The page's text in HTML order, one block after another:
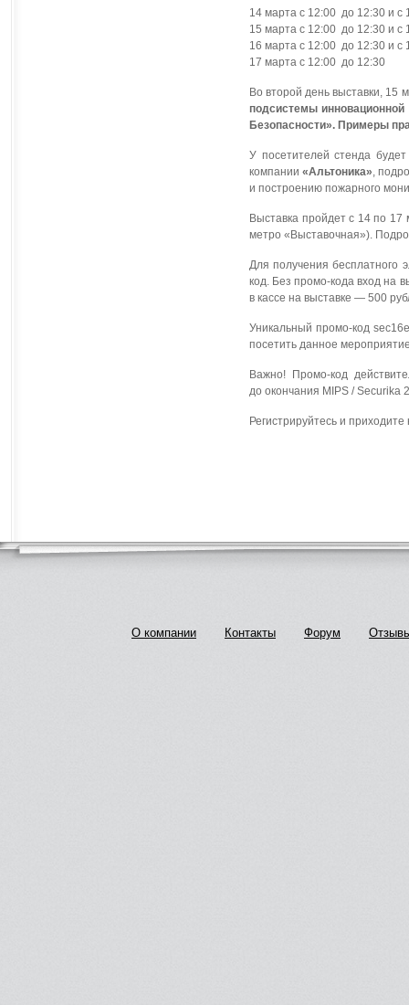
14 марта с 12:00 до 12:30 и с
15 марта с 12:00 до 12:30 и с
16 марта с 12:00 до 12:30 и с
17 марта с 12:00 до 12:30
Во второй день выставки, 15
подсистемы
Безопасности». Примеры
У посетителей стенда
компании«Альтоника»,
и построению пожарного
Выставка пройдет с 14 по 17
метро «Выставочная»).
Для получения бесплатного
код. Без промо-кода вход на
в кассе на выставке — 500
Уникальный промо-код
посетить данное
Важно! Промо-код
до окончания MIPS / Securika
Регистрируйтесь и
О компании Контакты Форум